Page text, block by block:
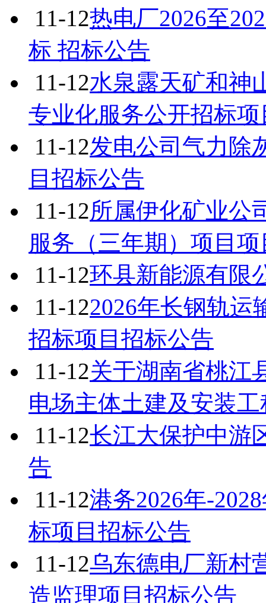
11-12热电厂2026至
标 招标公告
11-12水泉露天矿和神
专业化服务公开招标
11-12发电公司气力除
目招标公告
11-12所属伊化矿业公
服务（三年期）项目
11-12环县新能源有限
11-122026年长钢轨运
招标项目招标公告
11-12关于湖南省桃江
电场主体土建及安装
11-12长江大保护中游
告
11-12港务2026年-
标项目招标公告
11-12乌东德电厂新村
造监理项目招标公告